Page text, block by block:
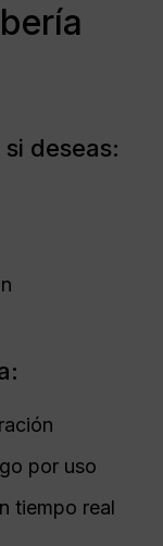
deseas:
por uso
tiempo real